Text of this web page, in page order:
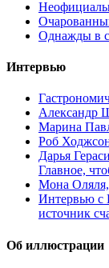
Однажды в
Интервью
Александр
Марина
Роб
Дарья
Главное,
Мона Оляля,
Интервью с
источник
Об иллюстрации